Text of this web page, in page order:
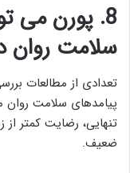
8
. پورن می
سلامت روان
تعدادی از مطالعات
پیامدهای سلامت روان
تنهایی، رضایت کمتر
ضعیف.